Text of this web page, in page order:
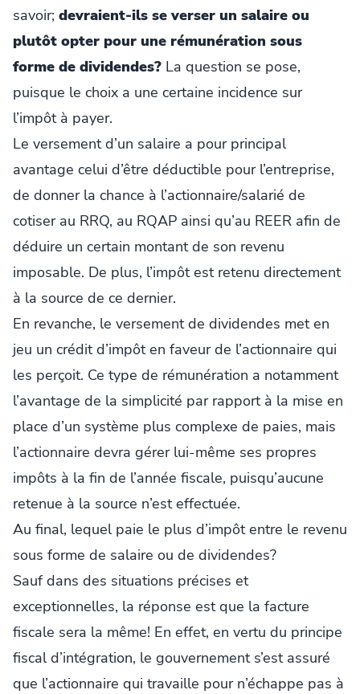
savoir; devraient-ils se verser un salaire ou
plutôt opter pour une rémunération sous
forme de dividendes? La question se pose,
puisque le choix a une certaine incidence sur
l’impôt à payer.
Le versement d’un salaire a pour principal
avantage celui d’être déductible pour l’entreprise,
de donner la chance à l’actionnaire/salarié de
cotiser au RRQ, au RQAP ainsi qu’au REER afin de
déduire un certain montant de son revenu
imposable. De plus, l’impôt est retenu directement
à la source de ce dernier.
En revanche, le versement de dividendes met en
jeu un crédit d’impôt en faveur de l’actionnaire qui
les perçoit. Ce type de rémunération a notamment
l’avantage de la simplicité par rapport à la mise en
place d’un système plus complexe de paies, mais
l’actionnaire devra gérer lui-même ses propres
impôts à la fin de l’année fiscale, puisqu’aucune
retenue à la source n’est effectuée.
Au final, lequel paie le plus d’impôt entre le revenu
sous forme de salaire ou de dividendes?
Sauf dans des situations précises et
exceptionnelles, la réponse est que la facture
fiscale sera la même! En effet, en vertu du principe
fiscal d’intégration, le gouvernement s’est assuré
que l’actionnaire qui travaille pour n’échappe pas à